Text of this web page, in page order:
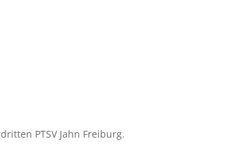
PTSV Jahn Freiburg.